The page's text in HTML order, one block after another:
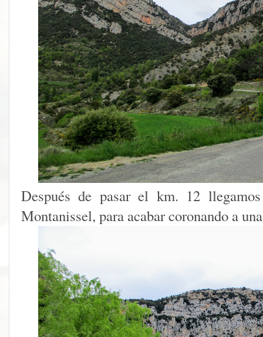
Después de pasar el km. 12
Montanissel, para acabar coronando a